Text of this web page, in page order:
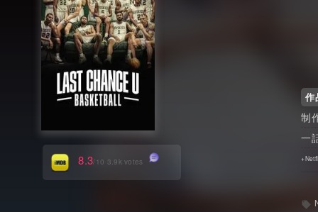
作
8.3/10 3.9k votes